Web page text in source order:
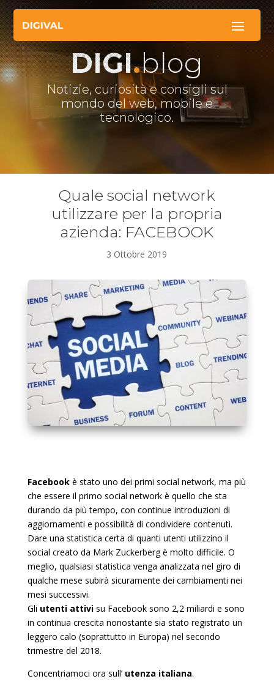
DIGI.blog
Notizie, curiosità e consigli sul
mondo del web, mobile e
tecnologico.
Quale social network
utilizzare per la propria
azienda: FACEBOOK
3 Ottobre 2019
Facebookè stato uno dei primi social network, ma più
che essere il primo social network è quello che sta
durando da più tempo, con continue introduzioni di
aggiornamenti e possibilità di condividere contenuti.
Dare una statistica certa di quanti utenti utilizzino il
social creato da Mark Zuckerberg è molto difficile. O
meglio, qualsiasi statistica venga analizzata nel giro di
qualche mese subirà sicuramente dei cambiamenti nei
mesi successivi.
Gli utenti attivisu Facebook sono 2,2 miliardi e sono
in continua crescita nonostante sia stato registrato un
leggero calo (soprattutto in Europa) nel secondo
trimestre del 2018.
Concentriamoci ora sull’utenza italiana.